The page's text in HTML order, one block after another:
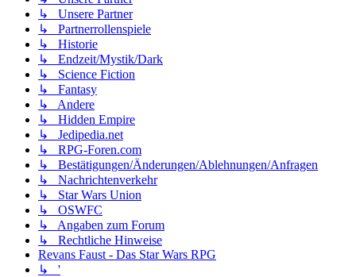
↳ Unsere Partner
↳ Partnerrollenspiele
↳ Historie
↳ Endzeit/Mystik/Dark
↳ Science Fiction
↳ Fantasy
↳ Andere
↳ Hidden Empire
↳ Jedipedia.net
↳ RPG-Foren.com
↳ Bestätigungen/Änderungen/Ablehnungen/Anfragen
↳ Nachrichtenverkehr
↳ Star Wars Union
↳ OSWFC
↳ Angaben zum Forum
↳ Rechtliche Hinweise
Revans Faust - Das Star Wars RPG
↳ '